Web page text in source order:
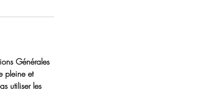
Générales
pleine et
utiliser les